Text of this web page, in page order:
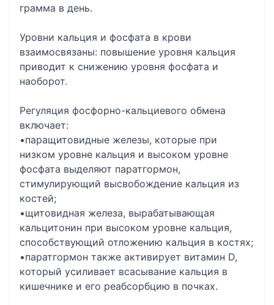
грамма в день.
Уровни кальция и фосфата в крови
взаимосвязаны: повышение уровня кальция
приводит к снижению уровня фосфата и
наоборот.
Регуляция фосфорно-кальциевого обмена
включает:
•паращитовидные железы, которые при
низком уровне кальция и высоком уровне
фосфата выделяют паратгормон,
стимулирующий высвобождение кальция из
костей;
•щитовидная железа, вырабатывающая
кальцитонин при высоком уровне кальция,
способствующий отложению кальция в костях;
•паратгормон также активирует витамин D,
который усиливает всасывание кальция в
кишечнике и его реабсорбцию в почках.